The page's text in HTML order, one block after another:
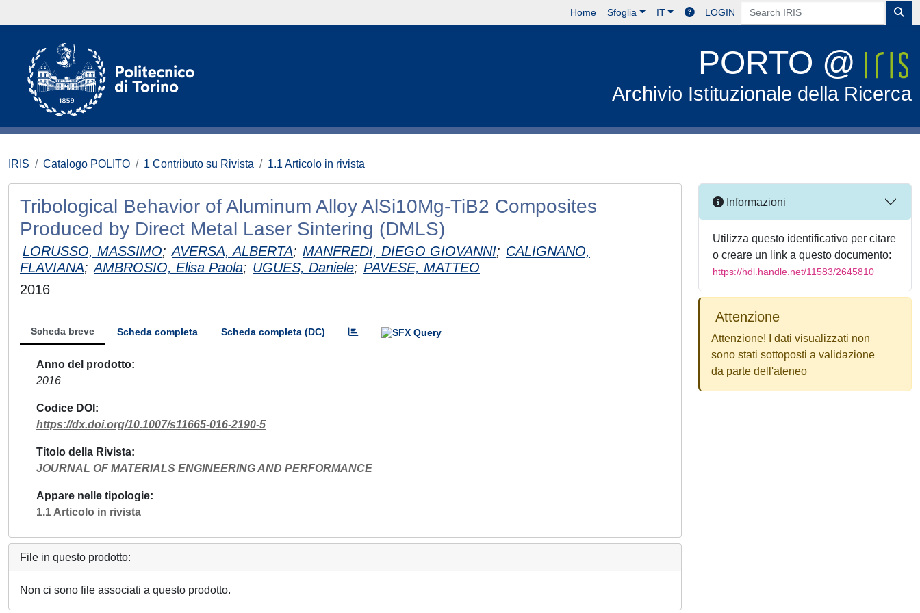
Home Sfoglia IT LOGIN
PORTO @
Archivio Istituzionale della Ricerca
IRIS Catalogo POLITO 1 Contributo su Rivista 1.1 Articolo in rivista
Tribological Behavior of Aluminum Alloy AlSi10Mg-TiB2 Composites
Produced by Direct Metal Laser Sintering (DMLS)
LORUSSO, MASSIMO; AVERSA, ALBERTA; MANFREDI, DIEGO GIOVANNI; CALIGNANO,
FLAVIANA; AMBROSIO, Elisa Paola; UGUES, Daniele; PAVESE, MATTEO
2016
Scheda breve Scheda completa Scheda completa (DC)
Anno del prodotto
2016
Codice DOI
https://dx.doi.org/10.1007/s11665-016-2190-5
Titolo della Rivista
JOURNAL OF MATERIALS ENGINEERING AND PERFORMANCE
Appare nelle tipologie
1.1 Articolo in rivista
File in questo prodotto:
Non ci sono file associati a questo prodotto.
Informazioni
Utilizza questo identificativo per citare
o creare un link a questo documento:
https://hdl.handle.net/11583/2645810
Attenzione
Attenzione! I dati visualizzati non
sono stati sottoposti a validazione
da parte dell'ateneo